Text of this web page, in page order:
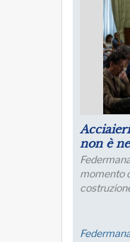
Puntare
futuro
Lo
FM Trieste